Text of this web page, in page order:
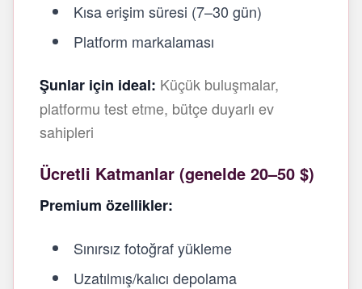
Kısa erişim süresi (7–30 gün)
Platform markalaması
Şunlar için ideal: Küçük buluşmalar,
platformu test etme, bütçe duyarlı ev
sahipleri
Ücretli Katmanlar (genelde 20–50 $)
Premium özellikler:
Sınırsız fotoğraf yükleme
Uzatılmış/kalıcı depolama